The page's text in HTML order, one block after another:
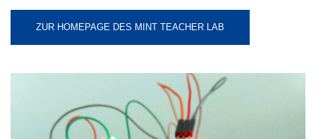
ZUR HOMEPAGE DES MINT TEACHER LAB